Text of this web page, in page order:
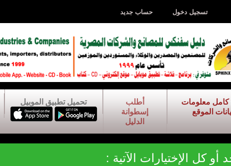
تسجيل دخول حساب جديد
معلومات
الموقع
أطلب
إسطوانة
الدليل
تحميل تطبيق الموبيل
كل الإختيارات الآتية :